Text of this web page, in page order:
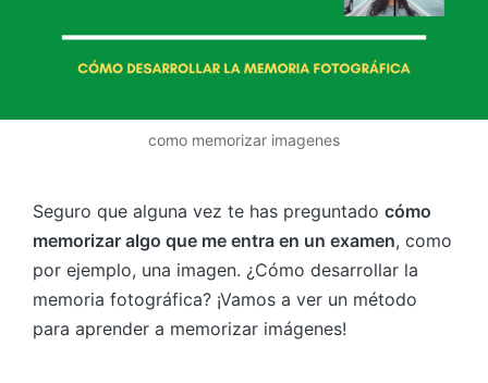
como memorizar imagenes
Seguro que alguna vez te has preguntado cómo
memorizar algo que me entra en un examen, como
por ejemplo, una imagen. ¿Cómo desarrollar la
memoria fotográfica? ¡Vamos a ver un método
para aprender a memorizar imágenes!